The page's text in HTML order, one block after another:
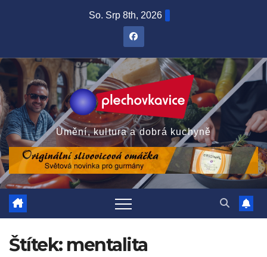
So. Srp 8th, 2026
Umění, kultura a dobrá kuchyně
Štítek: mentalita